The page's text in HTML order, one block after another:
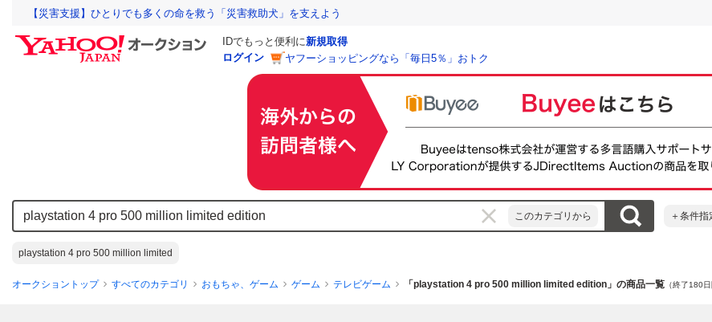
【災害支援】ひとりでも多くの命を救う「災害救助犬」を支えよう
IDでもっと便利に新規取得
ログイン
ヤフーショッピングなら「毎日5％」おトク
このカテゴリから ＋条件指
playstation 4 pro 500 million limited
オークショントップ すべてのカテゴリ おもちゃ、ゲーム ゲーム テレビゲーム 「playstation 4 pro 500 million limited edition」の商品一覧 （終了180日